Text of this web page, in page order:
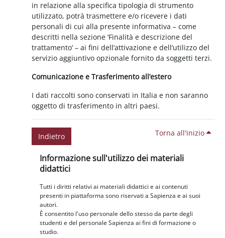
in relazione alla specifica tipologia di strumento
utilizzato, potrà trasmettere e/o ricevere i dati
personali di cui alla presente informativa – come
descritti nella sezione ‘Finalità e descrizione del
trattamento’ – ai fini dell’attivazione e dell’utilizzo del
servizio aggiuntivo opzionale fornito da soggetti terzi.
Comunicazione e Trasferimento all’estero
I dati raccolti sono conservati in Italia e non saranno
oggetto di trasferimento in altri paesi.
Indietro Torna all'inizio
Blocchi
Informazione sull'utilizzo dei materiali
didattici
Tutti i diritti relativi ai materiali didattici e ai contenuti
presenti in piattaforma sono riservati a Sapienza e ai suoi
autori.
È consentito l'uso personale dello stesso da parte degli
studenti e del personale Sapienza ai fini di formazione o
studio.